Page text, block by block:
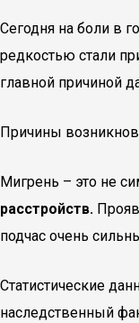
Сегодня на боли в
редкостью стали
главной причиной
Причины
Мигрень – это не
расстройств.
подчас очень
Статистические
наследственный